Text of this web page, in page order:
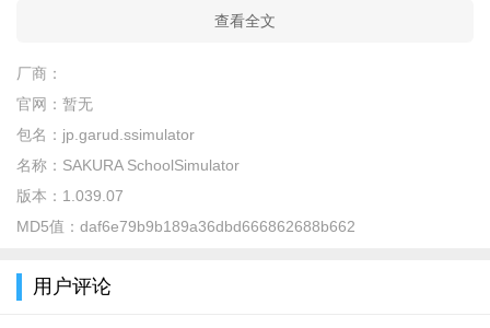
手游说明
sakura school simulator最新版，精彩的校园生活即将开始。
游戏中玩家可以控制自己的角色在水下宫殿中自由穿行，丰富的
交互元素能够创造独特的游戏体验，精致的场景、角色刻画带给
查看全文
厂商：
官网： 暂无
包名： jp.garud.ssimulator
名称： SAKURA SchoolSimulator
版本： 1.039.07
MD5值： daf6e79b9b189a36dbd666862688b662
用户评论